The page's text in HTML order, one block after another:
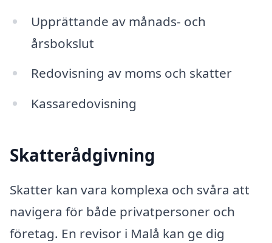
Upprättande av månads- och
årsbokslut
Redovisning av moms och skatter
Kassaredovisning
Skatterådgivning
Skatter kan vara komplexa och svåra att
navigera för både privatpersoner och
företag. En revisor i Malå kan ge dig